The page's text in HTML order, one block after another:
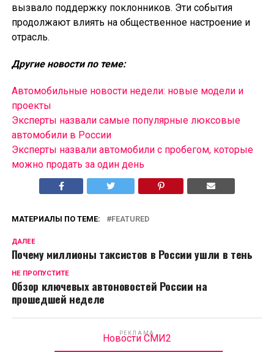
вызвало поддержку поклонников. Эти события
продолжают влиять на общественное настроение и
отрасль.
Другие новости по теме:
Автомобильные новости недели: новые модели и
проекты
Эксперты назвали самые популярные люксовые
автомобили в России
Эксперты назвали автомобили с пробегом, которые
можно продать за один день
МАТЕРИАЛЫ ПО ТЕМЕ: FEATURED
ДАЛЕЕ
Почему миллионы таксистов в России ушли в тень
НЕ ПРОПУСТИТЕ
Обзор ключевых автоновостей России на
прошедшей неделе
РЕКЛАМА
Новости СМИ2